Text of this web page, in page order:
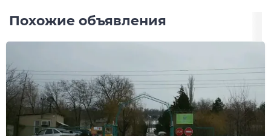
Похожие объявления